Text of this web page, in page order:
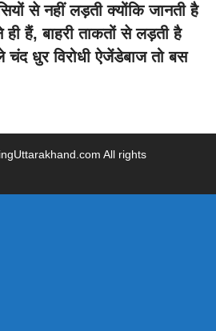
से नहीं लड़ती क्योंकि जानती है
हैं, बाहरी ताकतों से लड़ती है
चंद धुर विरोधी ऐजेंडेबाज तो बस
All rights